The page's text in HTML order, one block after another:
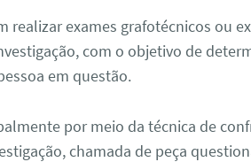
realizar exames grafotécnicos ou
com o objetivo de
em questão.
por meio da técnica de
chamada de peça